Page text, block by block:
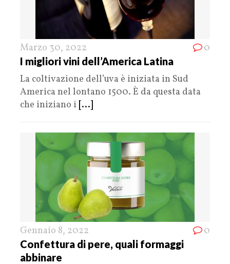
Marzo 30, 2022 0
I migliori vini dell’America Latina
La coltivazione dell’uva è iniziata in Sud
America nel lontano 1500. È da questa data
che iniziano i [...]
Gennaio 8, 2022 0
Confettura di pere, quali formaggi
abbinare